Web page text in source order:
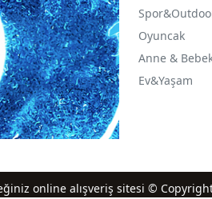
Oyuncak
Anne &
Ev&Yaşam
online alışveriş sitesi © Copyright